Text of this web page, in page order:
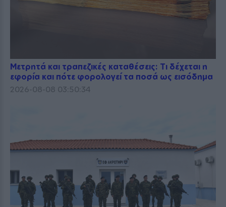
Μετρητά και τραπεζικές καταθέσεις: Τι δέχεται η
εφορία και πότε φορολογεί τα ποσά ως εισόδημα
2026-08-08 03:50:34